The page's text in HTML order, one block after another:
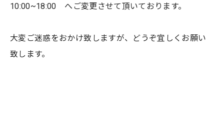
10:00~18:00 へご変更させて頂いております。
大変ご迷惑をおかけ致しますが、どうぞ宜しくお願い
致します。